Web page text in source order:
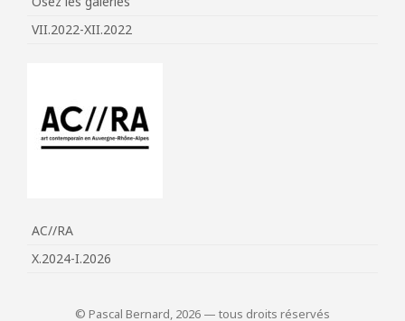
VII.2022-XII.2022
AC//RA
X.2024-I.2026
© Pascal Bernard, 2026 — tous droits réservés